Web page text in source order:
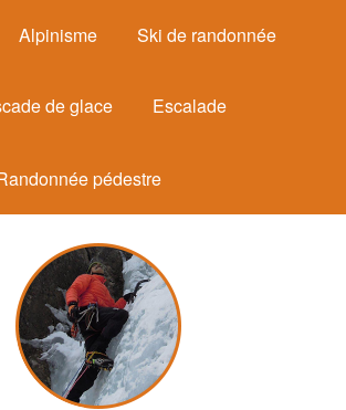
Alpinisme Ski de randonnée
de glace Escalade
pédestre